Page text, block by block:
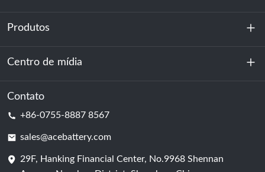
Sobre nós
Sustentabilidade
Produtos
Armazenamento de energia
Centro de dados e sala de servidores
Célula de bateria
Centro de mídia
Notícias
Contato
+86-0755-8887 8567
sales@acebattery.com
29F, Hanking Financial Center, No.9968 Shennan